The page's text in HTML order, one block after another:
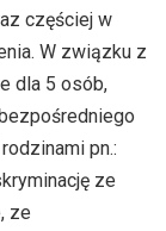
częściej w
W związku z
dla 5 osób,
pn.:
ze
ze